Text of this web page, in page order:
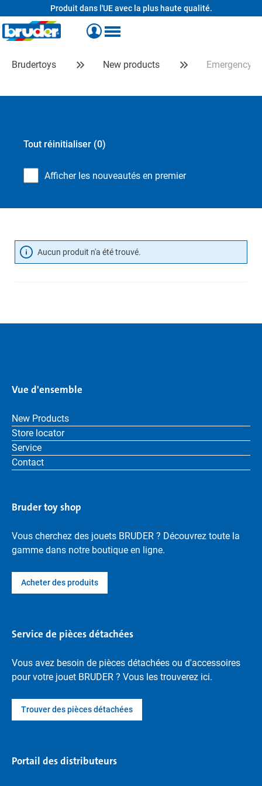
Produit dans l'UE avec la plus haute qualité.
Brudertoys New products Emergency
Afficher les nouveautés en premier
Tout réinitialiser (0)
Aucun produit n'a été trouvé.
Vue d'ensemble
New Products
Store locator
Service
Contact
Bruder toy shop
Vous cherchez des jouets BRUDER ? Découvrez toute la
gamme dans notre boutique en ligne.
Acheter des produits
Service de pièces détachées
Vous avez besoin de pièces détachées ou d'accessoires
pour votre jouet BRUDER ? Vous les trouverez ici.
Trouver des pièces détachées
Portail des distributeurs